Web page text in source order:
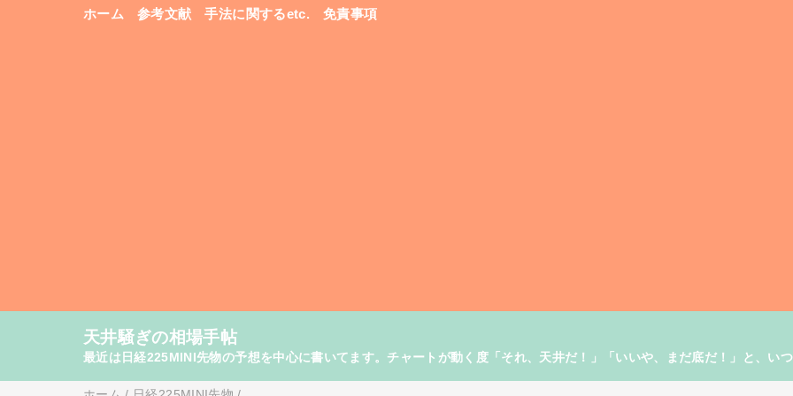
ホーム 参考文献 手法に関するetc. 免責事項
天井騒ぎの相場手帖
最近は日経225MINI先物の予想を中心に書いてます。チャートが動く度「それ、天井だ！」「いいや、まだ底だ！」と、い